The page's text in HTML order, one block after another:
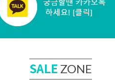
SALE ZONE